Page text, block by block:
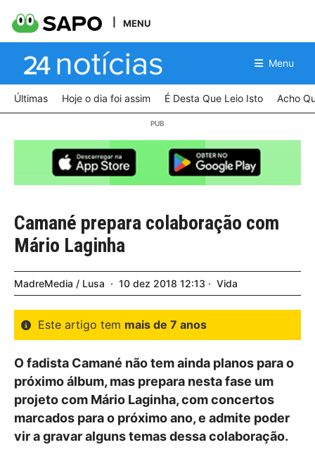
MENU
Menu
Últimas Hoje o dia foi assim É Desta Que Leio Isto Acho
Camané prepara colaboração com
Mário Laginha
MadreMedia / Lusa 10 dez 2018 12:13 Vida
Este artigo tem mais de 7 anos
O fadista Camané não tem ainda planos para o
próximo álbum, mas prepara nesta fase um
projeto com Mário Laginha, com concertos
marcados para o próximo ano, e admite poder
vir a gravar alguns temas dessa colaboração.